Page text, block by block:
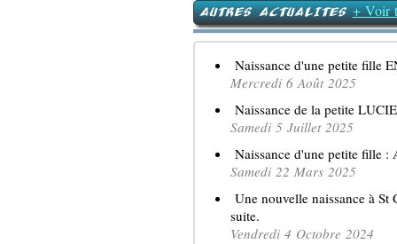
AUTRES ACTUALITES+ Voir
Naissance d'une petite fille
Mercredi 6 Août 2025
Naissance de la petite
Samedi 5 Juillet 2025
Naissance d'une petite fille
Samedi 22 Mars 2025
Une nouvelle naissance à
suite.
Vendredi 4 Octobre 2024